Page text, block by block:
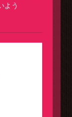
よう